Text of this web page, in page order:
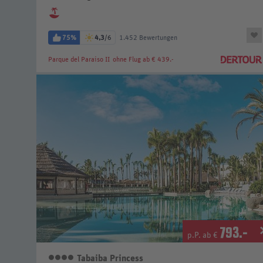
75% 4,3/6 1.452 Bewertungen
Parque del Paraiso II ohne Flug ab € 439.-
p.P. ab € 793.-
4 Sterne
Tabaiba Princess